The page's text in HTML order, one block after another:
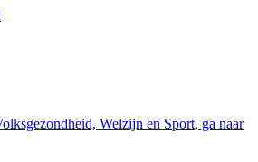
Welzijn en Sport, ga naar